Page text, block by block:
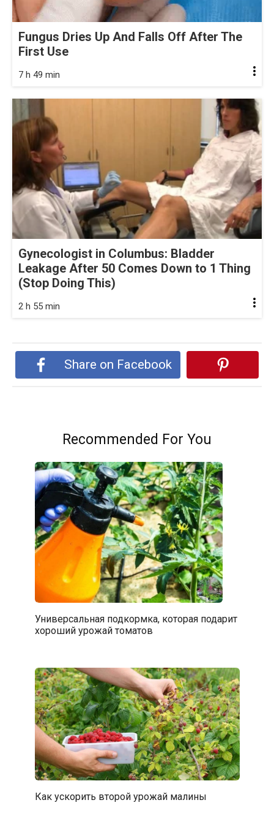
Fungus Dries Up And Falls Off After The
First Use
7 h 49 min
Gynecologist in Columbus: Bladder
Leakage After 50 Comes Down to 1 Thing
(Stop Doing This)
2 h 55 min
Share on Facebook
Recommended For You
Универсальная подкормка, которая подарит
хороший урожай томатов
Как ускорить второй урожай малины